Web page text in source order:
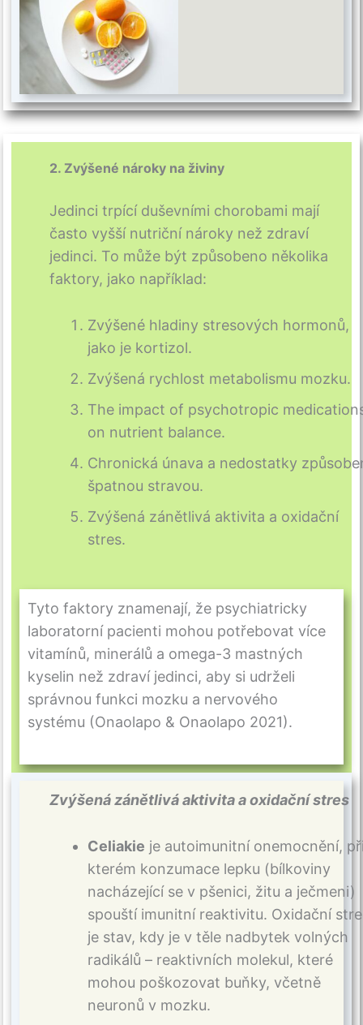
2. Zvýšené nároky na živiny
Jedinci trpící duševními chorobami mají
často vyšší nutriční nároky než zdraví
jedinci. To může být způsobeno několika
faktory, jako například:
Zvýšené hladiny stresových hormonů,
jako je kortizol.
Zvýšená rychlost metabolismu mozku.
The impact of psychotropic
on nutrient balance.
Chronická únava a nedostatky
špatnou stravou.
Zvýšená zánětlivá aktivita a oxidační
stres.
Tyto faktory znamenají, že psychiatricky
laboratorní pacienti mohou potřebovat více
vitamínů, minerálů a omega-3 mastných
kyselin než zdraví jedinci, aby si udrželi
správnou funkci mozku a nervového
systému (Onaolapo & Onaolapo 2021).
Zvýšená zánětlivá aktivita a oxidační stres
Celiakie je autoimunitní onemocnění,
kterém konzumace lepku (bílkoviny
nacházející se v pšenici, žitu a ječmeni)
spouští imunitní reaktivitu. Oxidační
je stav, kdy je v těle nadbytek volných
radikálů – reaktivních molekul, které
mohou poškozovat buňky, včetně
neuronů v mozku.